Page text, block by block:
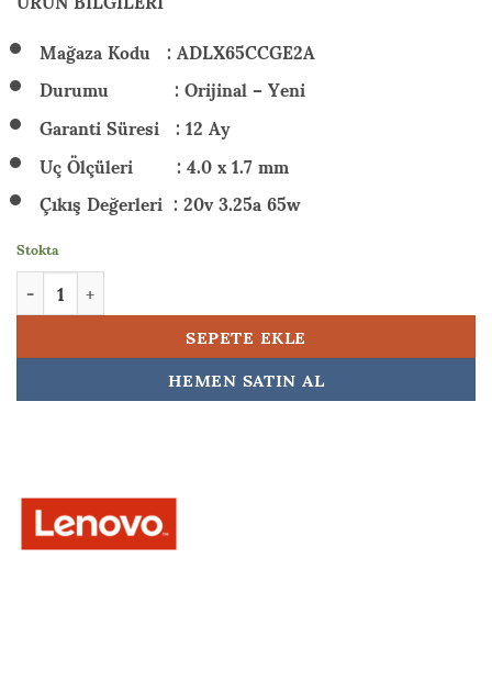
₺ 1.500,00.
Mağaza Kodu : ADLX65CCGE2A
Durumu : Orijinal – Yeni
Garanti Süresi : 12 Ay
Uç Ölçüleri : 4.0 x 1.7 mm
Çıkış Değerleri : 20v 3.25a 65w
Stokta
Lenovo IdeaPad 3-15ARE05 81W4 65W Orijinal Adaptör Şarj
SEPETE EKLE
HEMEN SATIN AL